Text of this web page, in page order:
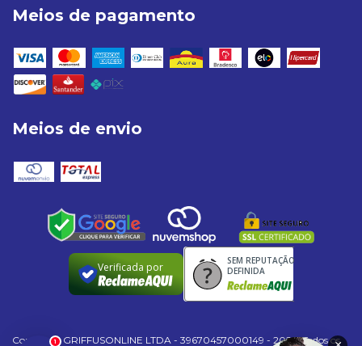
1
Meios de pagamento
Meios de envio
Verificada por
SEM REPUTAÇÃO
DEFINIDA
Copyright GRIFFUSONLINE LTDA - 39670457000149 - 2026. Todos os